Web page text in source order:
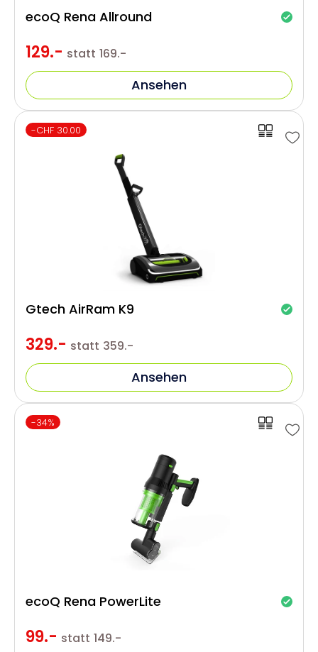
129.- statt 169.-
ecoQ Rena Allround
Ansehen
-CHF 30.00
329.- statt 359.-
Gtech AirRam K9
Ansehen
-34%
99.- statt 149.-
ecoQ Rena PowerLite